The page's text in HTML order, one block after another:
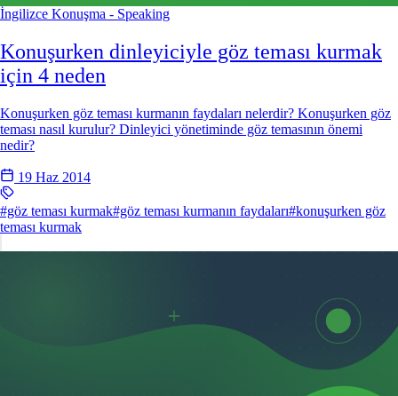
İngilizce Konuşma - Speaking
Konuşurken dinleyiciyle göz teması kurmak
için 4 neden
Konuşurken göz teması kurmanın faydaları nelerdir? Konuşurken göz
teması nasıl kurulur? Dinleyici yönetiminde göz temasının önemi
nedir?
19 Haz 2014
#göz teması kurmak#göz teması kurmanın faydaları#konuşurken göz
teması kurmak